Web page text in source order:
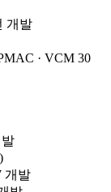
개발
· VCM 30
발
개발